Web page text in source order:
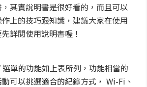
其實說明書是很好看的，而且可以
上的技巧跟知識，建議大家在使用
詳閱使用說明書喔！
選單的功能如上表所列，功能相當的
可以挑選適合的紀錄方式， Wi-Fi、